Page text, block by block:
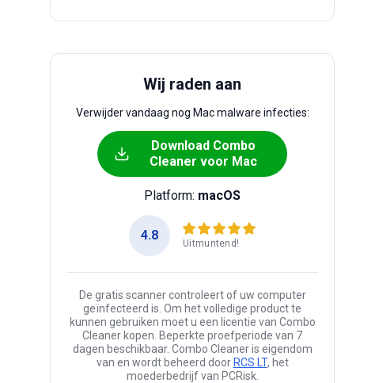
Wij raden aan
Verwijder vandaag nog Mac malware infecties:
Download Combo
Cleaner voor Mac
Platform: macOS
4.8
Uitmuntend!
De gratis scanner controleert of uw computer
geïnfecteerd is. Om het volledige product te
kunnen gebruiken moet u een licentie van Combo
Cleaner kopen. Beperkte proefperiode van 7
dagen beschikbaar. Combo Cleaner is eigendom
van en wordt beheerd door RCS LT, het
moederbedrijf van PCRisk.